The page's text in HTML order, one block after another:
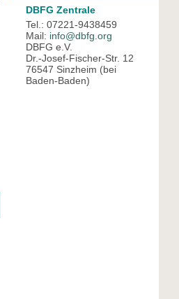
DBFG Zentrale
Tel.: 07221-9438459
Mail: info@dbfg.org
DBFG e.V.
Dr.-Josef-Fischer-Str. 12
76547 Sinzheim (bei
Baden-Baden)